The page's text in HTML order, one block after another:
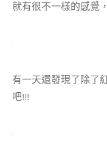
就有很不一樣的感覺，
有一天還發現了除了
吧!!!